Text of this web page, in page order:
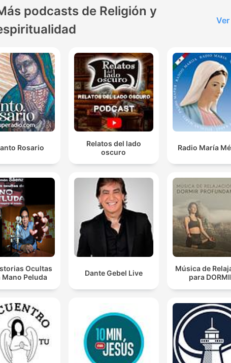
viviendo hoy. Si buscas una
reflexión cristiana diaria, un
del ruido… este podcast
siendo tu lugar. Más de 2.000
episodios nos han traído
aquí.
podcasts de Religión y
Rosario
Relatos del lado
oscuro
Radio María
Ocultas
Mano Peluda
Dante Gebel Live
Música de
para